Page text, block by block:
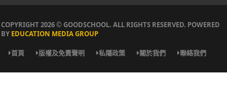
COPYRIGHT 2026 © GOODSCHOOL. ALL RIGHTS RESERVED. POWERED
BY EDUCATION MEDIA GROUP
首頁 版權及免責聲明 私隱政策 關於我們 聯絡我們